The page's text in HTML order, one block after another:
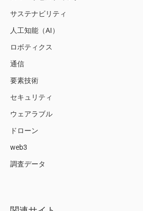
サステナビリティ
人工知能（AI）
ロボティクス
通信
要素技術
セキュリティ
ウェアラブル
ドローン
web3
調査データ